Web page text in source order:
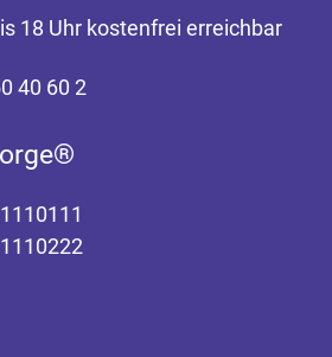
18 Uhr kostenfrei erreichbar
40 60 2